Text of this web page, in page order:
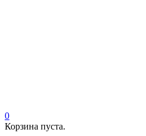
0
Корзина пуста.